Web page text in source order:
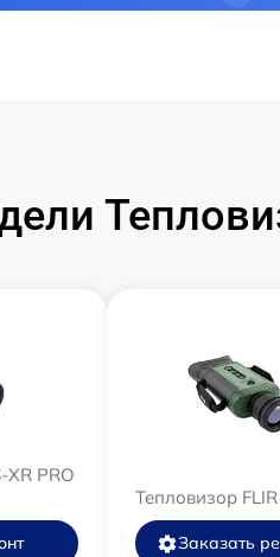
XR PRO
Тепловизор
Заказать